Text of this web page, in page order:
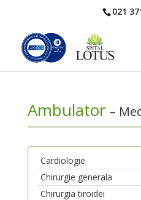
021
Ambulator –
Cardiologie
Chirurgie generala
Chirurgia tiroidei